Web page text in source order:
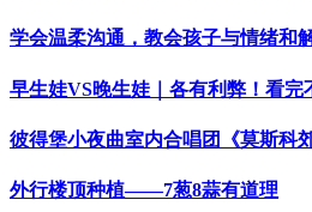
学会温柔沟通，教会孩子与情绪和
早生娃VS晚生娃｜各有利弊！看完
彼得堡小夜曲室内合唱团《莫斯科
外行楼顶种植——7葱8蒜有道理